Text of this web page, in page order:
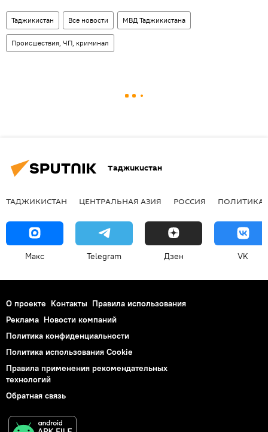
Таджикистан Все новости МВД Таджикистана
Происшествия, ЧП, криминал
Таджикистан
ТАДЖИКИСТАН ЦЕНТРАЛЬНАЯ АЗИЯ РОССИЯ ПОЛИТИКА
Макс Telegram Дзен VK
О проекте Контакты Правила использования
Реклама Новости компаний
Политика конфиденциальности
Политика использования Cookie
Правила применения рекомендательных
технологий
Обратная связь